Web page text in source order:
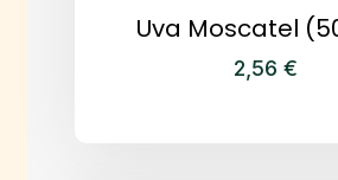
Uva Moscatel
2,56 €